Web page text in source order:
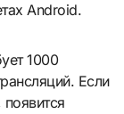
Android.
1000
Если
появится